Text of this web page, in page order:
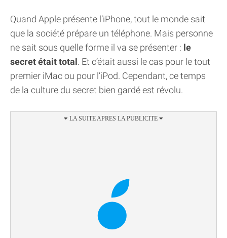
Quand Apple présente l’iPhone, tout le monde sait
que la société prépare un téléphone. Mais personne
ne sait sous quelle forme il va se présenter : le
secret était total. Et c’était aussi le cas pour le tout
premier iMac ou pour l’iPod. Cependant, ce temps
de la culture du secret bien gardé est révolu.